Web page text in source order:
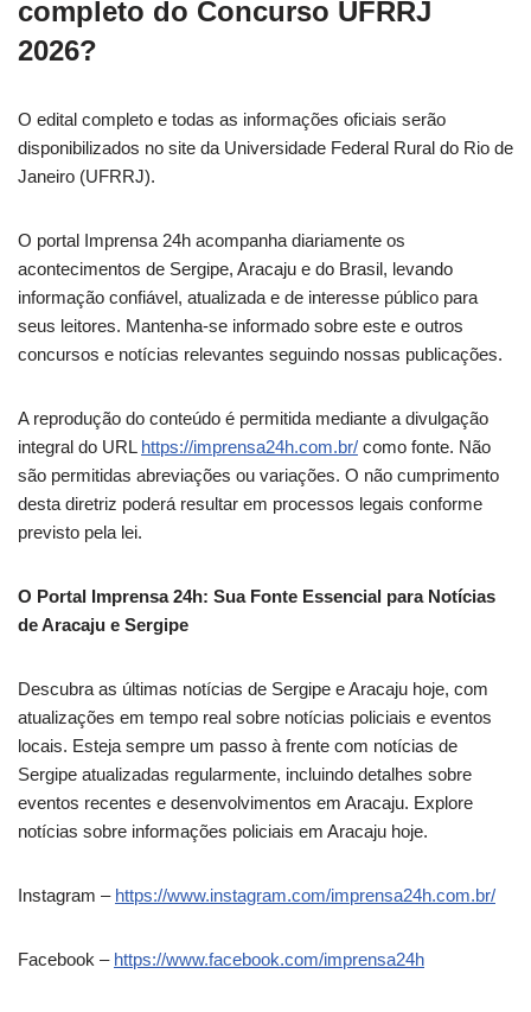
completo do Concurso UFRRJ
2026?
O edital completo e todas as informações oficiais serão
disponibilizados no site da Universidade Federal Rural do Rio de
Janeiro (UFRRJ).
O portal Imprensa 24h acompanha diariamente os
acontecimentos de Sergipe, Aracaju e do Brasil, levando
informação confiável, atualizada e de interesse público para
seus leitores. Mantenha-se informado sobre este e outros
concursos e notícias relevantes seguindo nossas publicações.
A reprodução do conteúdo é permitida mediante a divulgação
integral do URL https://imprensa24h.com.br/ como fonte. Não
são permitidas abreviações ou variações. O não cumprimento
desta diretriz poderá resultar em processos legais conforme
previsto pela lei.
O Portal Imprensa 24h: Sua Fonte Essencial para Notícias
de Aracaju e Sergipe
Descubra as últimas notícias de Sergipe e Aracaju hoje, com
atualizações em tempo real sobre notícias policiais e eventos
locais. Esteja sempre um passo à frente com notícias de
Sergipe atualizadas regularmente, incluindo detalhes sobre
eventos recentes e desenvolvimentos em Aracaju. Explore
notícias sobre informações policiais em Aracaju hoje.
Instagram – https://www.instagram.com/imprensa24h.com.br/
Facebook – https://www.facebook.com/imprensa24h